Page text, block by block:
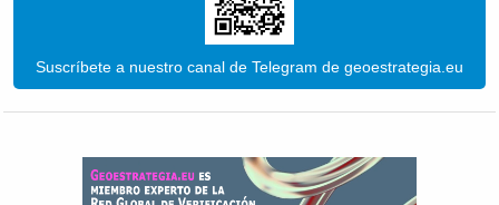
Suscríbete a nuestro canal de Telegram de geoestrategia.eu